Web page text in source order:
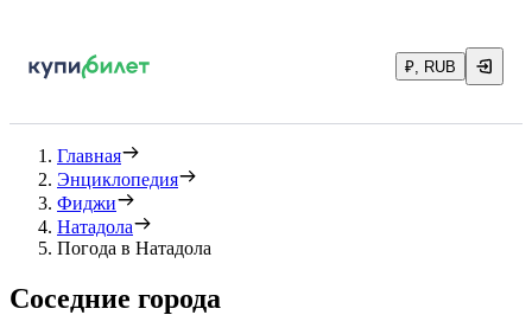
₽, RUB
Главная
Энциклопедия
Фиджи
Натадола
Погода в Натадола
Соседние города